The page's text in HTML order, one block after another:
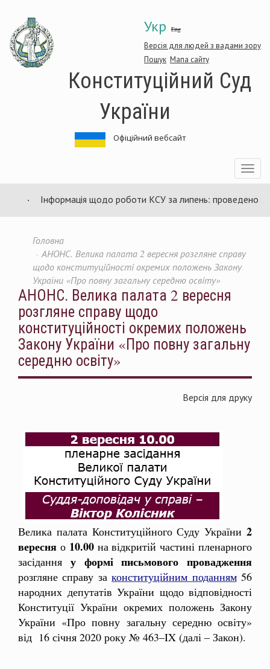
основного
матеріалу
Укр Eng
Версія для людей з вадами зору
Пошук Мапа сайту
Конституційний Суд
України
Офіційний вебсайт
Toggle
Інформація щодо роботи КСУ за липень: проведено 94
Головна
АНОНС. Велика палата 2 вересня розгляне справу
щодо конституційності окремих положень Закону
України «Про повну загальну середню освіту»
АНОНС. Велика палата 2 вересня
розгляне справу щодо
конституційності окремих положень
Закону України «Про повну загальну
середню освіту»
Версія для друку
Велика палата Конституційного Суду України 2
вересня о 10.00 на відкритій частині пленарного
засідання у формі письмового провадження
розгляне справу законституційним поданням56
народних депутатів України щодо відповідності
Конституції України окремих положень Закону
України «Про повну загальну середню освіту»
від 16 січня 2020 року № 463–IX (далі – Закон).